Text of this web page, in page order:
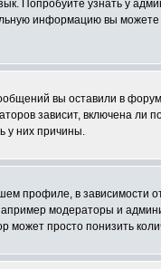
Попробуйте узнать у
информацию вы
вы оставили в
зависит, включена ли
у них причины.
профиле, в зависимости
модераторы и
просто понизить